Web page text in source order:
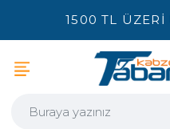
1500 TL ÜZERİ